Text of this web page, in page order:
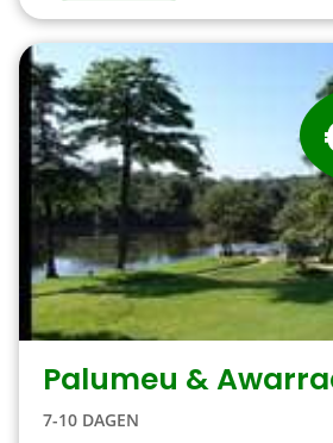
Palumeu &
7-10 DAGEN